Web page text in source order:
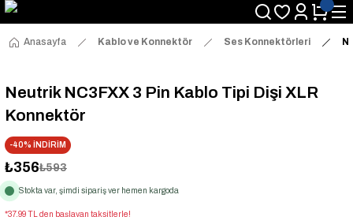
Anasayfa Kablo ve Konnektör Ses Konnektörleri
Neutrik NC3FXX 3 Pin Kablo Tipi Dişi XLR
Konnektör
-40% İNDİRİM
₺356₺593
Stokta var, şimdi sipariş ver hemen kargoda
*37,99 TL den başlayan taksitlerle!